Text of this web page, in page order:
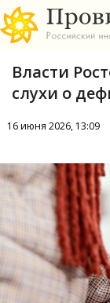
А
Б
В
Власти
слухи о
16 июня 2026, 13:09